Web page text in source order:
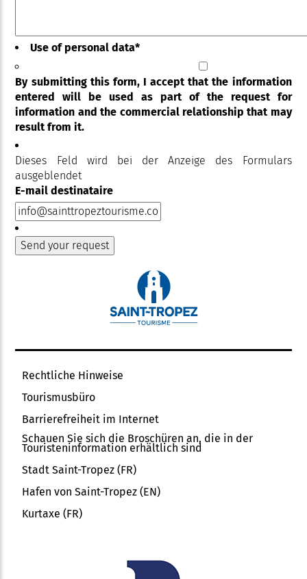
Use of personal data*
By submitting this form, I accept that the information
entered will be used as part of the request for
information and the commercial relationship that may
result from it.
Dieses Feld wird bei der Anzeige des Formulars
ausgeblendet
E-mail destinataire
Rechtliche Hinweise
Tourismusbüro
Barrierefreiheit im Internet
Schauen Sie sich die Broschüren an, die in der
Touristeninformation erhältlich sind
Stadt Saint-Tropez (FR)
Hafen von Saint-Tropez (EN)
Kurtaxe (FR)